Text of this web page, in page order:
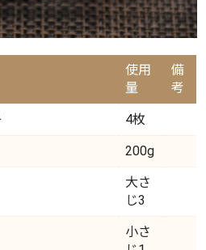
使用
量
備
考
4枚
200g
大さ
じ3
小さ